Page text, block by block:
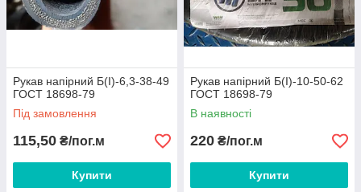
Рукав напірний Б(I)-6,3-38-49
ГОСТ 18698-79
Під замовлення
115,50 ₴/пог.м
Купити
Рукав напірний Б(I)-10-50-62
ГОСТ 18698-79
В наявності
220 ₴/пог.м
Купити